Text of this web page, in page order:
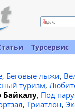
Турсервис
, Беговые лыжи,
туризм,
Байкалу, Под
, Триатлон,